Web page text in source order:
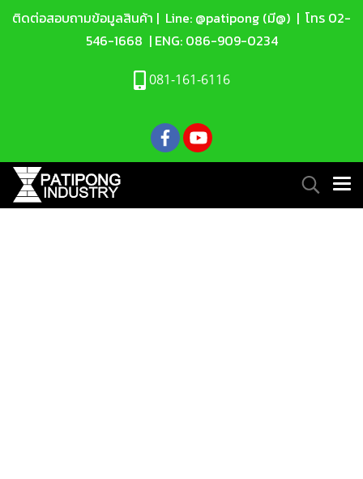
ติดต่อสอบถามข้อมูลสินค้า | Line: @patipong (มี@) | โทร 02-
546-1668 | ENG: 086-909-0234
081-161-6116